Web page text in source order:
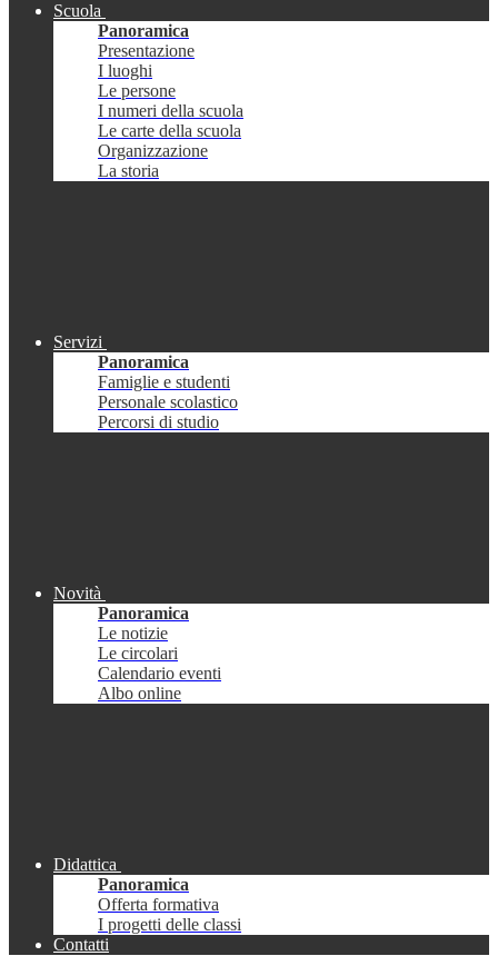
Scuola
Panoramica
Presentazione
I luoghi
Le persone
I numeri della scuola
Le carte della scuola
Organizzazione
La storia
Servizi
Panoramica
Famiglie e studenti
Personale scolastico
Percorsi di studio
Novità
Panoramica
Le notizie
Le circolari
Calendario eventi
Albo online
Didattica
Panoramica
Offerta formativa
I progetti delle classi
Contatti